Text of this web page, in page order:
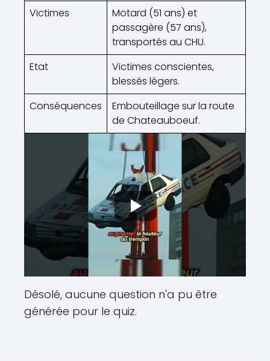
Victimes
Motard (51 ans) et
passagère (57 ans),
transportés au CHU.
Etat
Victimes conscientes,
blessés légers.
Conséquences
Embouteillage sur la route
de Chateauboeuf.
Désolé, aucune question n'a pu être
générée pour le quiz.